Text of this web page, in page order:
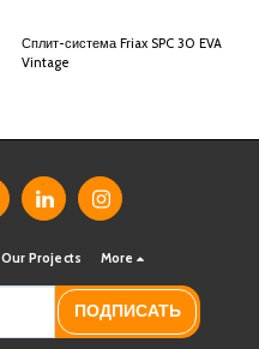
Сплит-система Friax SPC 30 EVA
Vintage
Our Projects More
ПОДПИСАТЬ